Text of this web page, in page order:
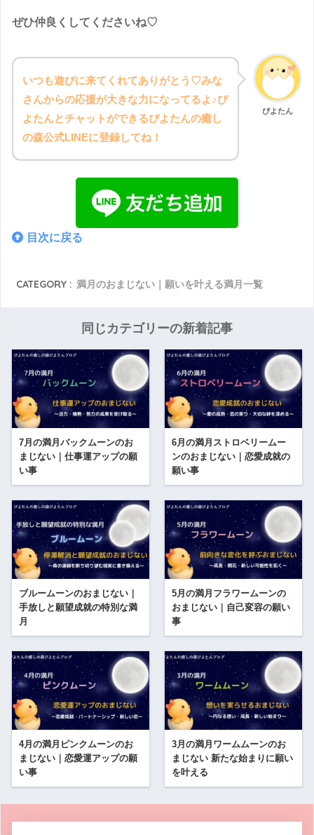
ぜひ仲良くしてくださいね♡
ぴよたん
いつも遊びに来てくれてありがとう♡みな
さんからの応援が大きな力になってるよ♪ぴ
よたんとチャットができるぴよたんの癒し
の森公式LINEに登録してね！
目次に戻る
CATEGORY : 満月のおまじない｜願いを叶える満月一覧
同じカテゴリーの新着記事
7月の満月バックムーンのお
まじない｜仕事運アップの願
い事
6月の満月ストロベリームー
ンのおまじない｜恋愛成就の
願い事
ブルームーンのおまじない｜
手放しと願望成就の特別な満
月
5月の満月フラワームーンの
おまじない｜自己変容の願い
事
4月の満月ピンクムーンのお
まじない｜恋愛運アップの願
い事
3月の満月ワームムーンのお
まじない 新たな始まりに願い
を叶える